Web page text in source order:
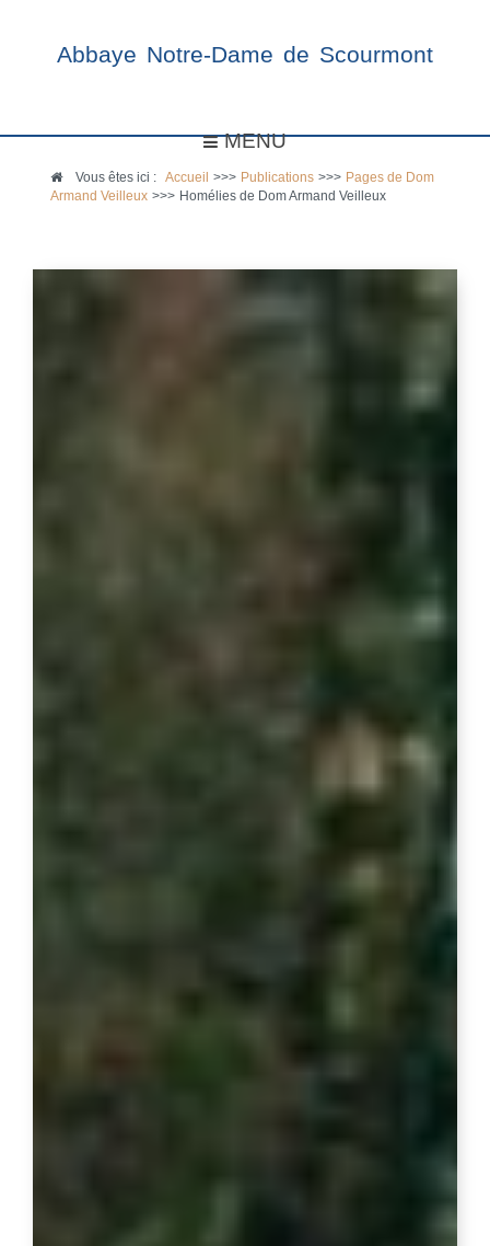
Abbaye Notre-Dame de Scourmont
MENU
Vous êtes ici :Accueil >>> Publications >>> Pages de Dom
Armand Veilleux >>> Homélies de Dom Armand Veilleux